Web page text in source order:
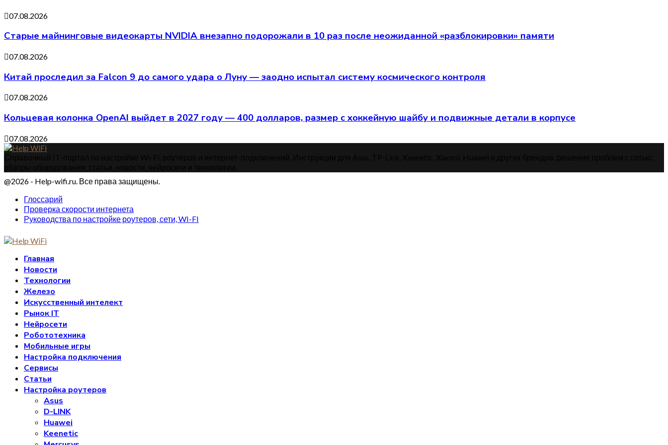
07.08.2026
Старые майнинговые видеокарты NVIDIA внезапно подорожали в 10 раз после неожиданной «разблокировки» памяти
07.08.2026
Китай проследил за Falcon 9 до самого удара о Луну — заодно испытал систему космического контроля
07.08.2026
Кольцевая колонка OpenAI выйдет в 2027 году — 400 долларов, размер с хоккейную шайбу и подвижные детали в корпусе
07.08.2026
@2026 - Help-wifi.ru. Все права защищены.
Глоссарий
Проверка скорости интернета
Руководства по настройке роутеров, сети, WI-FI
Главная
Новости
Технологии
Железо
Искусственный интелект
Рынок IT
Нейросети
Робототехника
Мобильные игры
Настройка подключения
Сервисы
Статьи
Настройка роутеров
Asus
D-LINK
Huawei
Keenetic